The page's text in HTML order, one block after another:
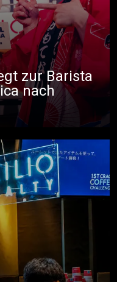
zur Barista
nach